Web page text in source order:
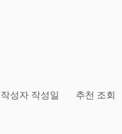
작성자 작성일 추천 조회